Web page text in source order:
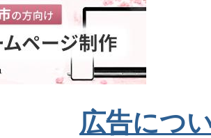
広告につ